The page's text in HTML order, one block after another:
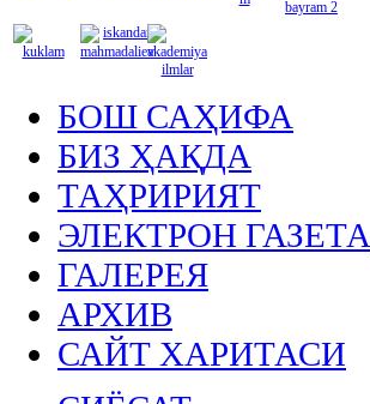
БОШ САҲИФА
БИЗ ҲАҚДА
ТАҲРИРИЯТ
ЭЛЕКТРОН ГАЗЕТА
ГАЛЕРЕЯ
АРХИВ
САЙТ ХАРИТАСИ